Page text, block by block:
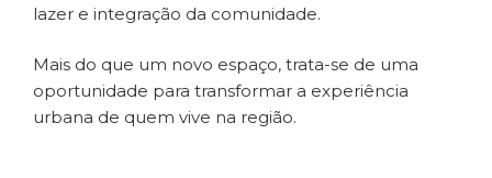
lazer e integração da comunidade.
Mais do que um novo espaço, trata-se de uma
oportunidade para transformar a experiência
urbana de quem vive na região.